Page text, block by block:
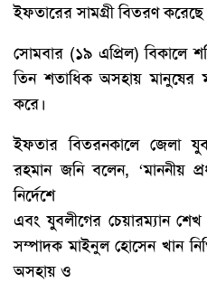
ইফতারের সামগ্রী বিতরণ করেছে
সোমবার (১৯ এপ্রিল) বিকালে
তিন শতাধিক অসহায় মানুষের
করে।
ইফতার বিতরনকালে জেলা
রহমান জনি বলেন, ‘মাননীয়
নির্দেশে
এবং যুবলীগের চেয়ারম্যান
সম্পাদক মাইনুল হোসেন খান
অসহায় ও